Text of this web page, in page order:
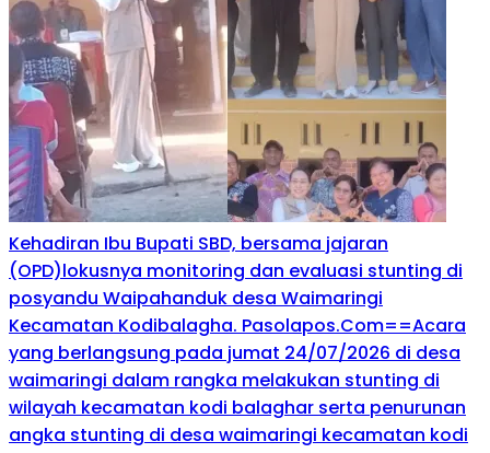
Kehadiran Ibu Bupati SBD, bersama jajaran
(OPD)lokusnya monitoring dan evaluasi stunting di
posyandu Waipahanduk desa Waimaringi
Kecamatan Kodibalagha. Pasolapos.Com==Acara
yang berlangsung pada jumat 24/07/2026 di desa
waimaringi dalam rangka melakukan stunting di
wilayah kecamatan kodi balaghar serta penurunan
angka stunting di desa waimaringi kecamatan kodi